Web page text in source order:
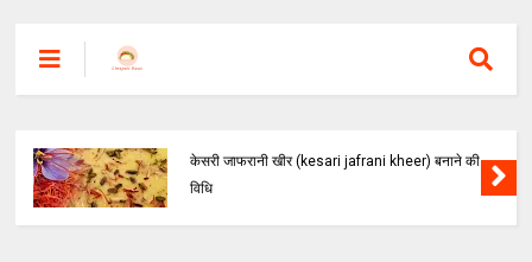
केसरी जाफरानी खीर (kesari jafrani kheer) बनाने की
विधि